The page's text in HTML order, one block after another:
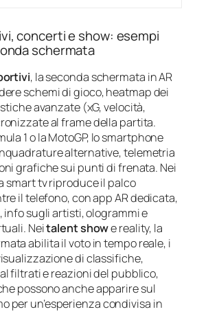
concerti e show: esempi
schermata
, la seconda schermata in AR
schemi di gioco, heatmap dei
avanzate (xG, velocità,
al frame della partita.
1 o la MotoGP, lo smartphone
alternative, telemetria
grafiche sui punti di frenata. Nei
smart tv riproduce il palco
il telefono, con app AR dedicata,
sugli artisti, ologrammi e
Neitalent showe reality, la
abilita il voto in tempo reale, i
di classifiche,
filtrati e reazioni del pubblico,
possono anche apparire sul
per un’esperienza condivisa in